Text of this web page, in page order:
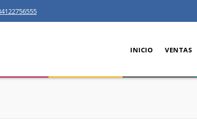
INICIO VENTAS